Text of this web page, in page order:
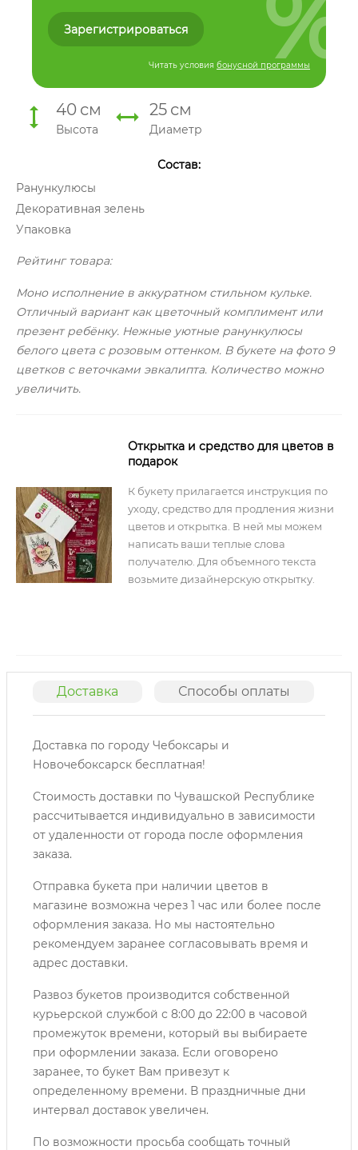
Зарегистрироваться
Читать условия бонусной программы
40 см
Высота
25 см
Диаметр
Состав:
Ранункулюсы
Декоративная зелень
Упаковка
Рейтинг товара:
Моно исполнение в аккуратном стильном кульке.
Отличный вариант как цветочный комплимент или
презент ребёнку. Нежные уютные ранункулюсы
белого цвета с розовым оттенком. В букете на фото 9
цветков с веточками эвкалипта. Количество можно
увеличить.
Открытка и средство для цветов в
подарок
К букету прилагается инструкция по
уходу, средство для продления жизни
цветов и открытка. В ней мы можем
написать ваши теплые слова
получателю. Для объемного текста
возьмите дизайнерскую открытку.
Доставка Способы оплаты
Доставка по городу Чебоксары и
Новочебоксарск бесплатная!
Стоимость доставки по Чувашской Республике
рассчитывается индивидуально в зависимости
от удаленности от города после оформления
заказа.
Отправка букета при наличии цветов в
магазине возможна через 1 час или более после
оформления заказа. Но мы настоятельно
рекомендуем заранее согласовывать время и
адрес доставки.
Развоз букетов производится собственной
курьерской службой с 8:00 до 22:00 в часовой
промежуток времени, который вы выбираете
при оформлении заказа. Если оговорено
заранее, то букет Вам привезут к
определенному времени. В праздничные дни
интервал доставок увеличен.
По возможности просьба сообщать точный